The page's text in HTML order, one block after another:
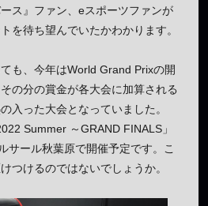
ス』ファン、eスポーツファンが
を待ち望んでいたかわかります。
も、今年はWorld Grand Prixの開
の分の賞金が各大会に加算される
入った大会となっていました。
Summer ～GRAND FINALS」
サール秋葉原で開催予定です。こ
つけるのではないでしょうか。